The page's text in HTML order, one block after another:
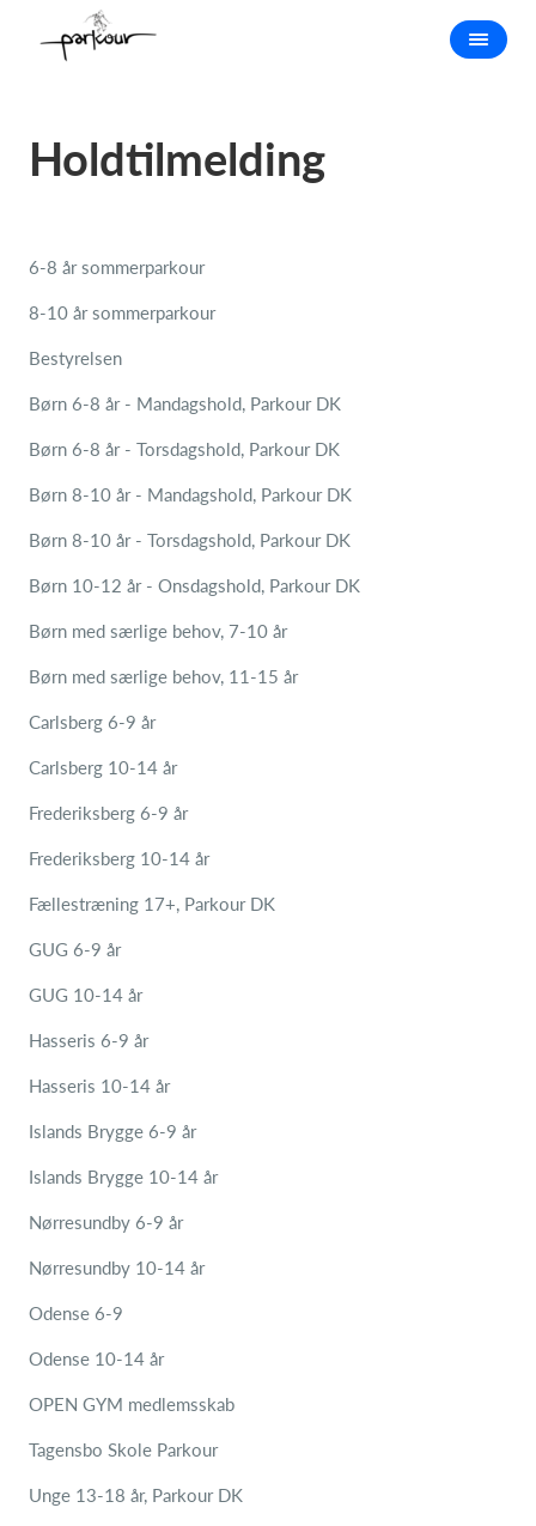
Holdtilmelding
6-8 år sommerparkour
8-10 år sommerparkour
Bestyrelsen
Børn 6-8 år - Mandagshold, Parkour DK
Børn 6-8 år - Torsdagshold, Parkour DK
Børn 8-10 år - Mandagshold, Parkour DK
Børn 8-10 år - Torsdagshold, Parkour DK
Børn 10-12 år - Onsdagshold, Parkour DK
Børn med særlige behov, 7-10 år
Børn med særlige behov, 11-15 år
Carlsberg 6-9 år
Carlsberg 10-14 år
Frederiksberg 6-9 år
Frederiksberg 10-14 år
Fællestræning 17+, Parkour DK
GUG 6-9 år
GUG 10-14 år
Hasseris 6-9 år
Hasseris 10-14 år
Islands Brygge 6-9 år
Islands Brygge 10-14 år
Nørresundby 6-9 år
Nørresundby 10-14 år
Odense 6-9
Odense 10-14 år
OPEN GYM medlemsskab
Tagensbo Skole Parkour
Unge 13-18 år, Parkour DK